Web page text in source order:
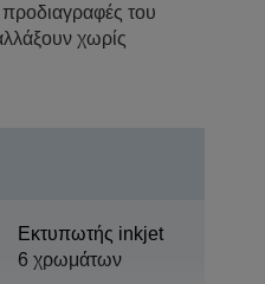
προδιαγραφές του
χωρίς
Εκτυπωτής inkjet
6 χρωμάτων